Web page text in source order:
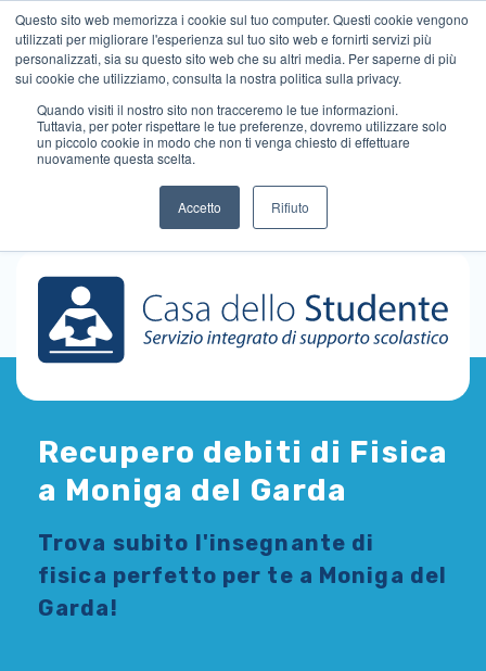
Questo sito web memorizza i cookie sul tuo computer. Questi cookie vengono
utilizzati per migliorare l'esperienza sul tuo sito web e fornirti servizi più
personalizzati, sia su questo sito web che su altri media. Per saperne di più
sui cookie che utilizziamo, consulta la nostra politica sulla privacy.
Quando visiti il ​​nostro sito non tracceremo le tue informazioni.
Tuttavia, per poter rispettare le tue preferenze, dovremo utilizzare solo
un piccolo cookie in modo che non ti venga chiesto di effettuare
nuovamente questa scelta.
Accetto Rifiuto
Recupero debiti di Fisica
a Moniga del Garda
Trova subito l'insegnante di
fisica perfetto per te a Moniga del
Garda!